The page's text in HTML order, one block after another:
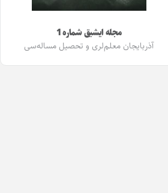
مجله ایشیق شماره 1
آذربایجان معلم‌لری و تحصیل مساله‌سی